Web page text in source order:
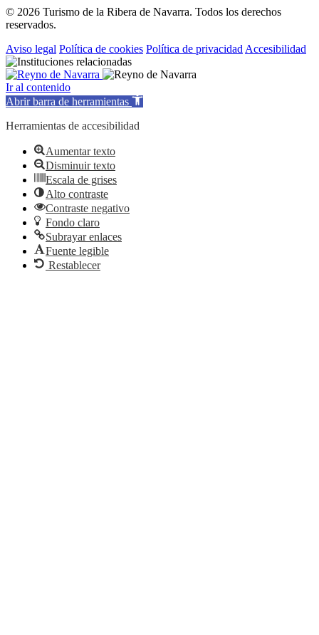
© 2026 Turismo de la Ribera de Navarra. Todos los derechos
reservados.
Aviso legal Política de cookies Política de privacidad Accesibilidad
Ir al contenido
Abrir barra de herramientas
Herramientas de accesibilidad
Aumentar texto
Disminuir texto
Escala de grises
Alto contraste
Contraste negativo
Fondo claro
Subrayar enlaces
Fuente legible
Restablecer